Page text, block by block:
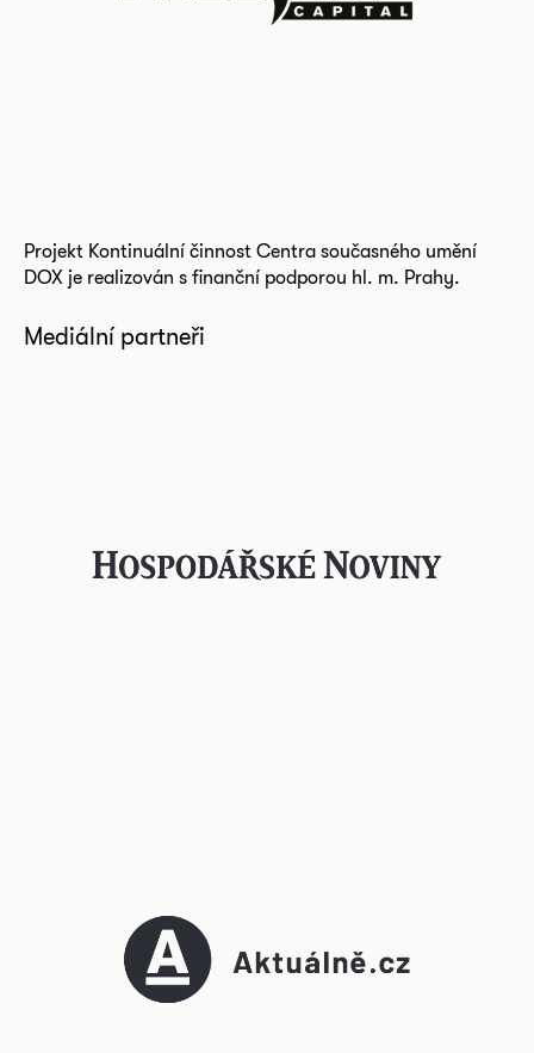
Projekt Kontinuální činnost Centra současného umění
DOX je realizován s finanční podporou hl. m. Prahy.
Mediální partneři